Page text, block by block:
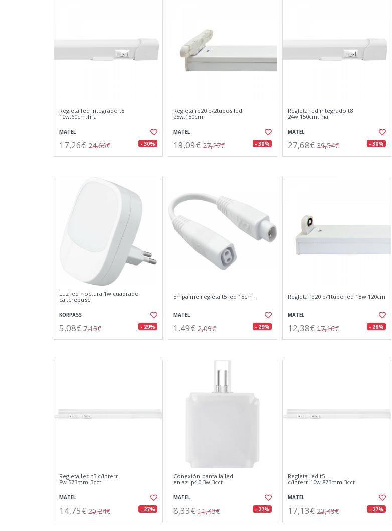
Regleta led integrado t8
10w.60cm.fria
MATEL
17,26€ 24,66€ - 30%
Regleta ip20 p/2tubos led
25w.150cm
MATEL
19,09€ 27,27€ - 30%
Regleta led integrado t8
24w.150cm.fria
MATEL
27,68€ 39,54€ - 30%
Luz led noctura 1w cuadrado
cal.crepusc.
KORPASS
5,08€ 7,15€ - 29%
Empalme regleta t5 led 15cm.
MATEL
1,49€ 2,09€ - 29%
Regleta ip20 p/1tubo led 18w.120cm
MATEL
12,38€ 17,16€ - 28%
Regleta led t5 c/interr.
8w.573mm.3cct
MATEL
14,75€ 20,24€ - 27%
Conexión pantalla led
enlaz.ip40.3w.3cct
MATEL
8,33€ 11,43€ - 27%
Regleta led t5
c/interr.10w.873mm.3cct
MATEL
17,13€ 23,49€ - 27%